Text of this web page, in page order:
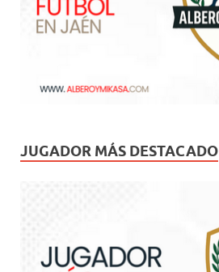
JUGADOR MÁS DESTACADO